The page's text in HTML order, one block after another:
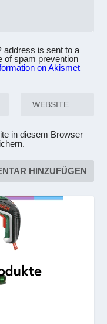
address is sent to a
of spam prevention
on Akismet
in diesem Browser